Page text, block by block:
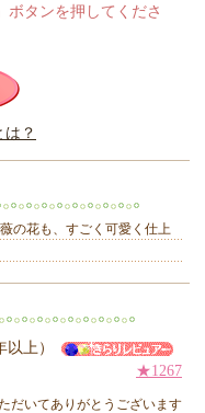
ボタンを押してくださ
は？
の花も、すごく可愛く仕上
上）
★1267
だいてありがとうございます